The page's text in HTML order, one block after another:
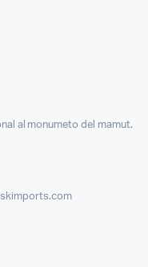
al monumeto del mamut.